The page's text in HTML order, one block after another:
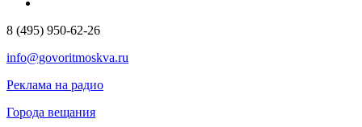
8 (495) 950-62-26
info@govoritmoskva.ru
Реклама на радио
Города вещания